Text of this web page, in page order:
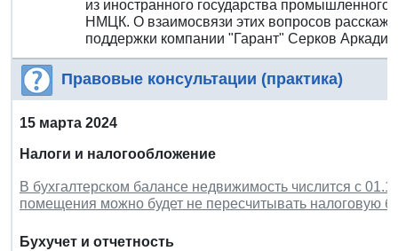
из иностранного государства
НМЦК. О взаимосвязи этих вопросов
поддержки компании "Гарант" Серков
Правовые консультации (практика)
15 марта 2024
Налоги и налогообложение
В бухгалтерском балансе недвижимость числится с
помещения можно будет не пересчитывать налоговую
Бухучет и отчетность